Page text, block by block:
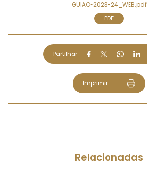
GUIAO-2023-24_WEB.pdf
PDF
Partilhar
Imprimir
Relacionadas